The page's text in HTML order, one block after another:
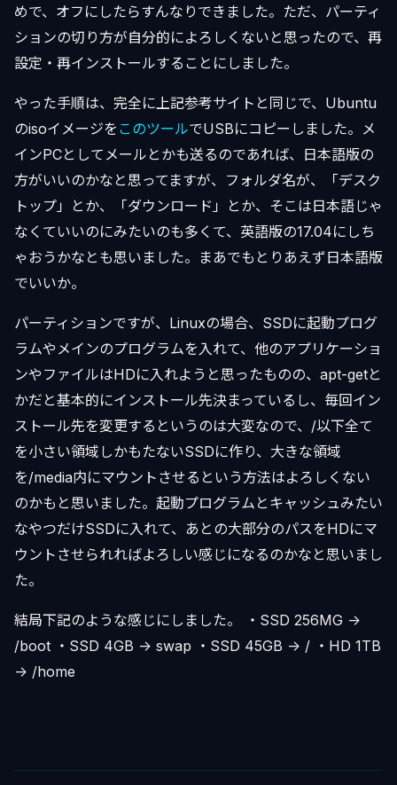
めで、オフにしたらすんなりできました。ただ、パーティ
ションの切り方が自分的によろしくないと思ったので、再
設定・再インストールすることにしました。
やった手順は、完全に上記参考サイトと同じで、Ubuntu
のisoイメージを このツールでUSBにコピーしました。メ
インPCとしてメールとかも送るのであれば、日本語版の
方がいいのかなと思ってますが、フォルダ名が、「デスク
トップ」とか、「ダウンロード」とか、そこは日本語じゃ
なくていいのにみたいのも多くて、英語版の17.04にしち
ゃおうかなとも思いました。まあでもとりあえず日本語版
でいいか。
パーティションですが、Linuxの場合、SSDに起動プログ
ラムやメインのプログラムを入れて、他のアプリケーショ
ンやファイルはHDに入れようと思ったものの、apt-getと
かだと基本的にインストール先決まっているし、毎回イン
ストール先を変更するというのは大変なので、/以下全て
を小さい領域しかもたないSSDに作り、大きな領域
を/media内にマウントさせるという方法はよろしくない
のかもと思いました。起動プログラムとキャッシュみたい
なやつだけSSDに入れて、あとの大部分のパスをHDにマ
ウントさせられればよろしい感じになるのかなと思いまし
た。
結局下記のような感じにしました。 ・SSD 256MG ->
/boot ・SSD 4GB -> swap ・SSD 45GB -> / ・HD 1TB
-> /home